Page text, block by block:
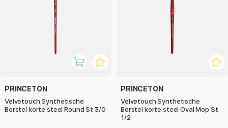
PRINCETON
Velvetouch Synthetische
Borstel korte steel Round St 3/0
PRINCETON
Velvetouch Synthetische
Borstel korte steel Oval Mop St
1/2